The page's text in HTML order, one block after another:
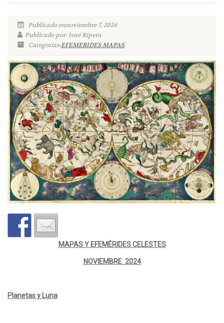
Publicado ennoviembre 7, 2024
Publicado por: José Ripero
Categorías:EFEMERIDES MAPAS
MAPAS Y EFEMÉRIDES CELESTES
NOVIEMBRE 2024
Planetas y Luna